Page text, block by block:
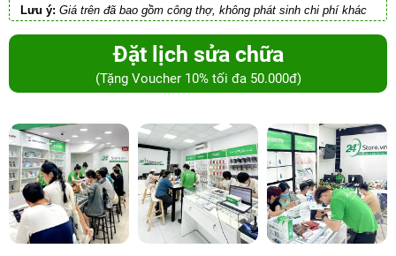
Lưu ý: Giá trên đã bao gồm công thợ, không phát sinh chi phí khác
Đặt lịch sửa chữa
(Tặng Voucher 10% tối đa 50.000đ)